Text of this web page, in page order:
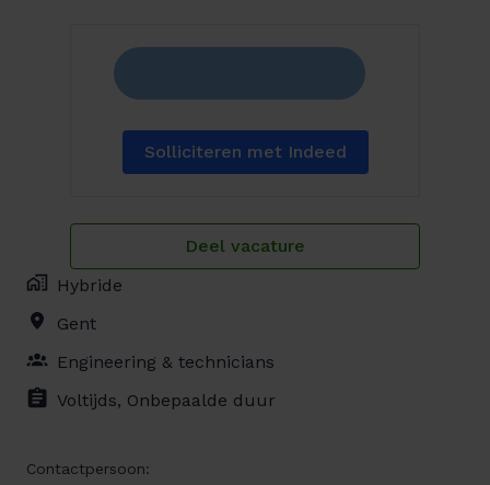
Solliciteren met Indeed
Deel vacature
Hybride
Gent
Engineering & technicians
Voltijds, Onbepaalde duur
Contactpersoon: